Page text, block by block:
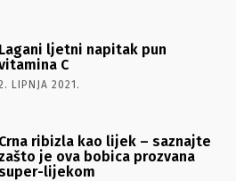
Lagani ljetni napitak pun
C
LIPNJA 2021.
Crna ribizla kao lijek – saznajte
je ova bobica prozvana
lijekom